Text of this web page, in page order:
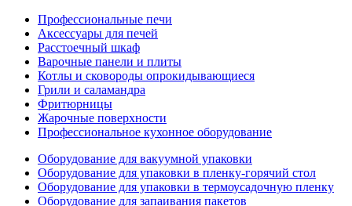
Профессиональные печи
Аксессуары для печей
Расстоечный шкаф
Варочные панели и плиты
Котлы и сковороды опрокидывающиеся
Грили и саламандра
Фритюрницы
Жарочные поверхности
Профессиональное кухонное оборудование
Оборудование для вакуумной упаковки
Оборудование для упаковки в пленку-горячий стол
Оборудование для упаковки в термоусадочную пленку
Оборудование для запаивания пакетов